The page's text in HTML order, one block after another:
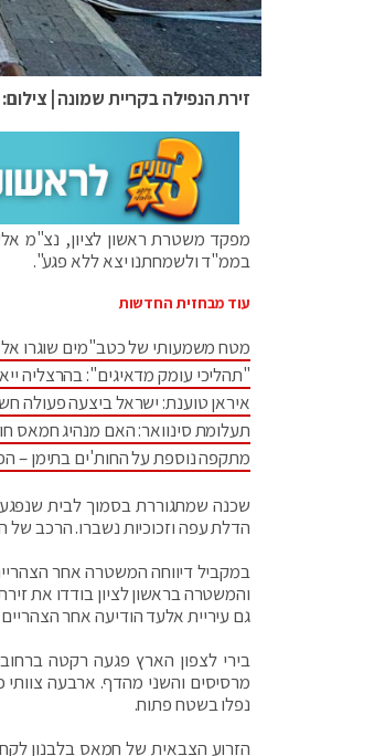
זירת הנפילה בקריית שמונה |
מפקד משטרת ראשון לציון, נצ"מ
בממ"ד ולשמחתנו יצא ללא פגע".
עוד מבחזית החדשות
מטח משמעותי של כטב"מים שוגרו אל
"תהליכי עומק מדאיגים": בהרצליה
איראן טוענת: ישראל ביצעה פעולה
תעלומת סינוואר: האם מנהיג חמאס
מתקפה נוספת על החות'ים בתימן –
שכנה שמתגוררת בסמוך לבית
הדלת עפה וזכוכיות נשברו. הרכב של
במקביל דיווחה המשטרה אחר
והמשטרה בראשון לציון בודדו את
גם עיריית אלעד הודיעה אחר
בירי לצפון הארץ פגעה רקטה
מרסיסים והשני מהדף. ארבעה צוותי
נפלו בשטח פתוח.